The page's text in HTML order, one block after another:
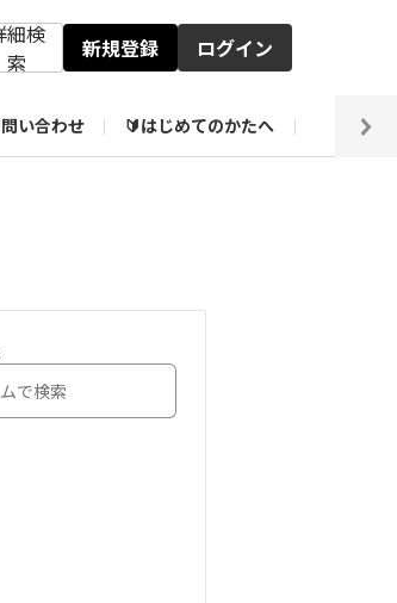
細検
索
新規登録 ログイン
い合わせ 🔰はじめてのかたへ 編集